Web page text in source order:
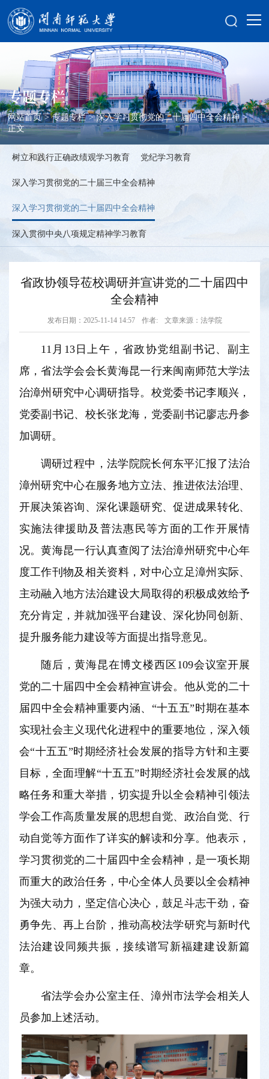
专题专栏
网站首页 > 专题专栏 > 深入学习贯彻党的二十届四中全会精神 >
正文
树立和践行正确政绩观学习教育 党纪学习教育
深入学习贯彻党的二十届三中全会精神
深入学习贯彻党的二十届四中全会精神
深入贯彻中央八项规定精神学习教育
省政协领导莅校调研并宣讲党的二十届四中
全会精神
发布日期：2025-11-14 14:57 作者: 文章来源：法学院
11月13日上午，省政协党组副书记、副主
席，省法学会会长黄海昆一行来闽南师范大学法
治漳州研究中心调研指导。校党委书记李顺兴，
党委副书记、校长张龙海，党委副书记廖志丹参
加调研。
调研过程中，法学院院长何东平汇报了法治
漳州研究中心在服务地方立法、推进依法治理、
开展决策咨询、深化课题研究、促进成果转化、
实施法律援助及普法惠民等方面的工作开展情
况。黄海昆一行认真查阅了法治漳州研究中心年
度工作刊物及相关资料，对中心立足漳州实际、
主动融入地方法治建设大局取得的积极成效给予
充分肯定，并就加强平台建设、深化协同创新、
提升服务能力建设等方面提出指导意见。
随后，黄海昆在博文楼西区109会议室开展
党的二十届四中全会精神宣讲会。他从党的二十
届四中全会精神重要内涵、“十五五”时期在基本
实现社会主义现代化进程中的重要地位，深入领
会“十五五”时期经济社会发展的指导方针和主要
目标，全面理解“十五五”时期经济社会发展的战
略任务和重大举措，切实提升以全会精神引领法
学会工作高质量发展的思想自觉、政治自觉、行
动自觉等方面作了详实的解读和分享。他表示，
学习贯彻党的二十届四中全会精神，是一项长期
而重大的政治任务，中心全体人员要以全会精神
为强大动力，坚定信心决心，鼓足斗志干劲，奋
勇争先、再上台阶，推动高校法学研究与新时代
法治建设同频共振，接续谱写新福建建设新篇
章。
省法学会办公室主任、漳州市法学会相关人
员参加上述活动。